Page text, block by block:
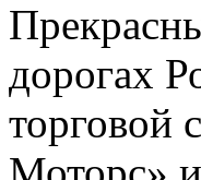
дорогах
торговой